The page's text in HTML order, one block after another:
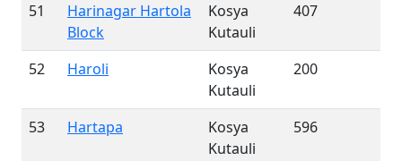
51
Harinagar Hartola
Block
Kosya
Kutauli
407
52 Haroli
Kosya
Kutauli
200
53 Hartapa
Kosya
Kutauli
596